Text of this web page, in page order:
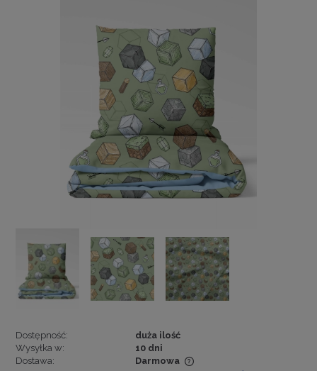
Dostępność:
duża ilość
Wysyłka w:
10 dni
Dostawa:
Darmowa